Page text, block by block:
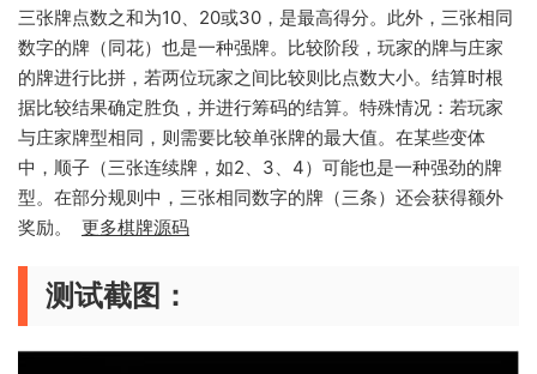
三张牌点数之和为10、20或30，是最高得分。此外，三张相同
数字的牌（同花）也是一种强牌。比较阶段，玩家的牌与庄家
的牌进行比拼，若两位玩家之间比较则比点数大小。结算时根
据比较结果确定胜负，并进行筹码的结算。特殊情况：若玩家
与庄家牌型相同，则需要比较单张牌的最大值。在某些变体
中，顺子（三张连续牌，如2、3、4）可能也是一种强劲的牌
型。在部分规则中，三张相同数字的牌（三条）还会获得额外
奖励。 更多棋牌源码
测试截图：